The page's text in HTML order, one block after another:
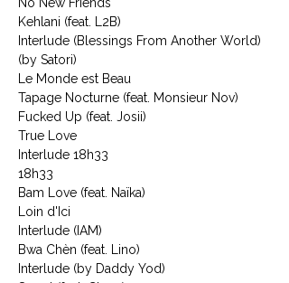
Kehlani (feat. L2B)
Interlude (Blessings From Another World)
(by Satori)
Le Monde est Beau
Tapage Nocturne (feat. Monsieur Nov)
Fucked Up (feat. Josii)
True Love
Interlude 18h33
18h33
Bam Love (feat. Naïka)
Loin d'Ici
Interlude (IAM)
Bwa Chèn (feat. Lino)
Interlude (by Daddy Yod)